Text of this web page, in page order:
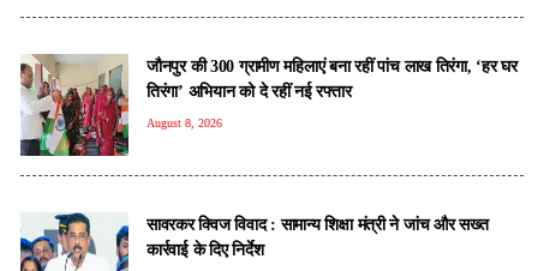
जौनपुर की 300 ग्रामीण महिलाएं बना रहीं पांच लाख तिरंगा, ‘हर घर
तिरंगा’ अभियान को दे रहीं नई रफ्तार
August 8, 2026
सावरकर क्विज विवाद : सामान्य शिक्षा मंत्री ने जांच और सख्त
कार्रवाई के दिए निर्देश